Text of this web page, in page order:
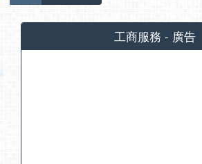
工商服務 - 廣告